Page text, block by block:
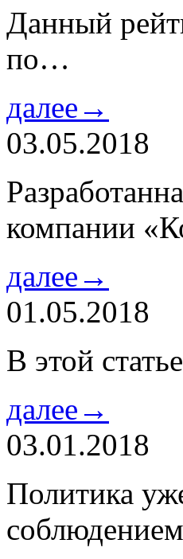
Данный
по…
далее→
03.05.2018
компании
далее→
01.05.2018
В этой
далее→
03.01.2018
Политика